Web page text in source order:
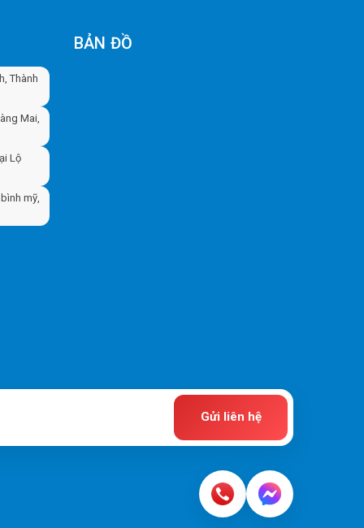
Thành
Mai,
Lộ
mỹ,
BẢN ĐỒ
Gửi liên hệ